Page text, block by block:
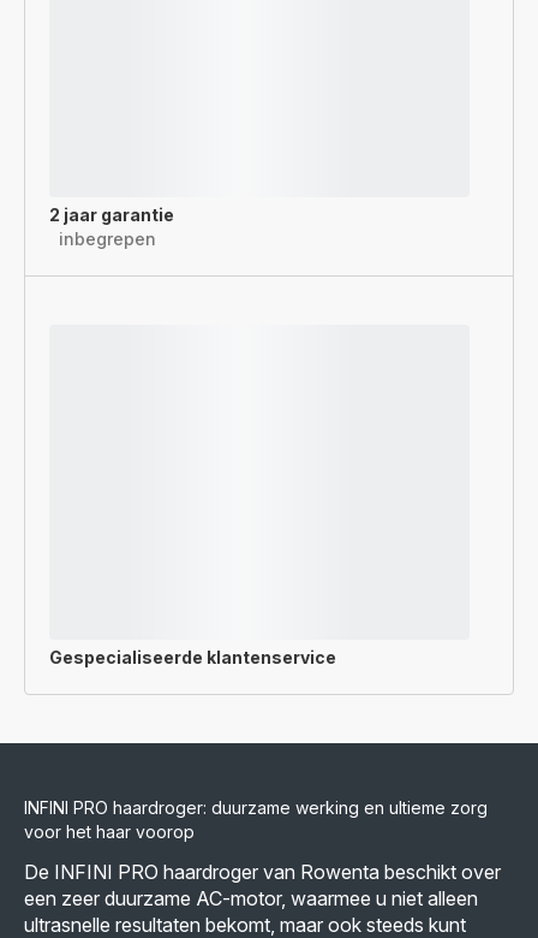
2 jaar garantie
inbegrepen
Gespecialiseerde klantenservice
INFINI PRO haardroger: duurzame werking en ultieme zorg
voor het haar voorop
De INFINI PRO haardroger van Rowenta beschikt over
een zeer duurzame AC-motor, waarmee u niet alleen
ultrasnelle resultaten bekomt, maar ook steeds kunt